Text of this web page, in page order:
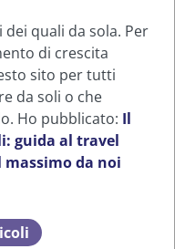
quali da sola. Per
di crescita
sito per tutti
da soli o che
Ho pubblicato: Il
guida al travel
da noi